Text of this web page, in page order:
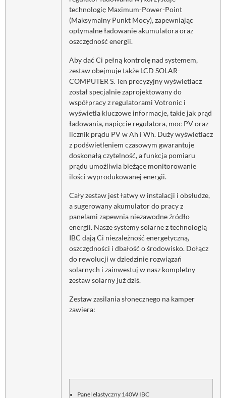
technologię Maximum-Power-Point
(Maksymalny Punkt Mocy), zapewniając
optymalne ładowanie akumulatora oraz
oszczędność energii.
Aby dać Ci pełną kontrolę nad systemem,
zestaw obejmuje także LCD SOLAR-
COMPUTER S. Ten precyzyjny wyświetlacz
został specjalnie zaprojektowany do
współpracy z regulatorami Votronic i
wyświetla kluczowe informacje, takie jak prąd
ładowania, napięcie regulatora, moc PV oraz
licznik prądu PV w Ah i Wh. Duży wyświetlacz
z podświetleniem czasowym gwarantuje
doskonałą czytelność, a funkcja pomiaru
prądu umożliwia bieżące monitorowanie
ilości wyprodukowanej energii.
Cały zestaw jest łatwy w instalacji i obsłudze,
a sugerowany akumulator do pracy z
panelami zapewnia niezawodne źródło
energii. Nasze systemy solarne z technologią
IBC dają Ci niezależność energetyczną,
oszczędności i dbałość o środowisko. Dołącz
do rewolucji w dziedzinie rozwiązań
solarnych i zainwestuj w nasz kompletny
zestaw solarny już dziś.
Zestaw zasilania słonecznego na kamper
zawiera:
Panel elastyczny 140W IBC